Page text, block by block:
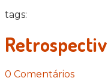
tags:
0 Comentários